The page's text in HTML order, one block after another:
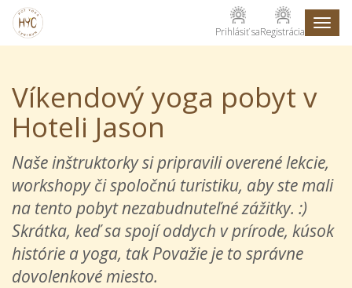
Prihlásiť saRegistrácia
Víkendový yoga pobyt v
Hoteli Jason
Naše inštruktorky si pripravili overené lekcie,
workshopy či spoločnú turistiku, aby ste mali
na tento pobyt nezabudnuteľné zážitky. :)
Skrátka, keď sa spojí oddych v prírode, kúsok
histórie a yoga, tak Považie je to správne
dovolenkové miesto.